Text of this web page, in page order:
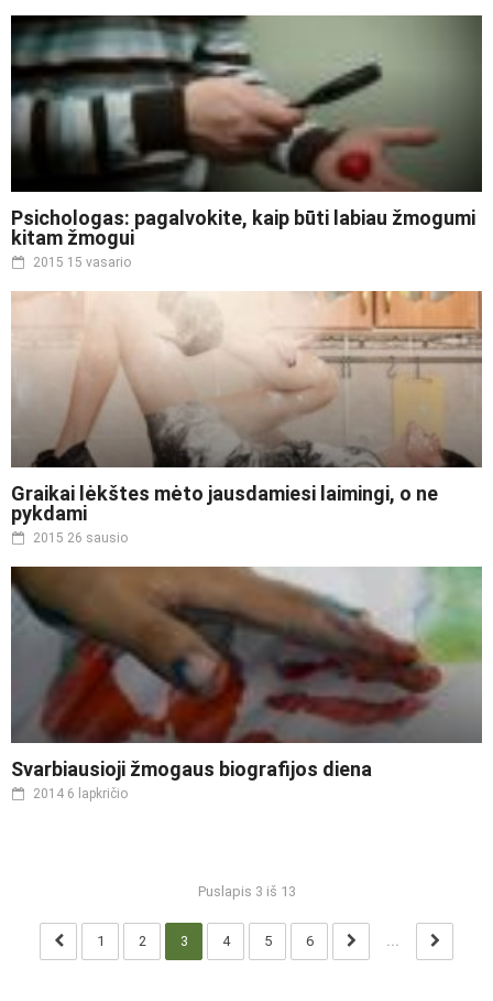
Psichologas: pagalvokite, kaip būti labiau žmogumi
kitam žmogui
2015 15 vasario
Graikai lėkštes mėto jausdamiesi laimingi, o ne
pykdami
2015 26 sausio
Svarbiausioji žmogaus biografijos diena
2014 6 lapkričio
Puslapis 3 iš 13
1 2 3 4 5 6 ...